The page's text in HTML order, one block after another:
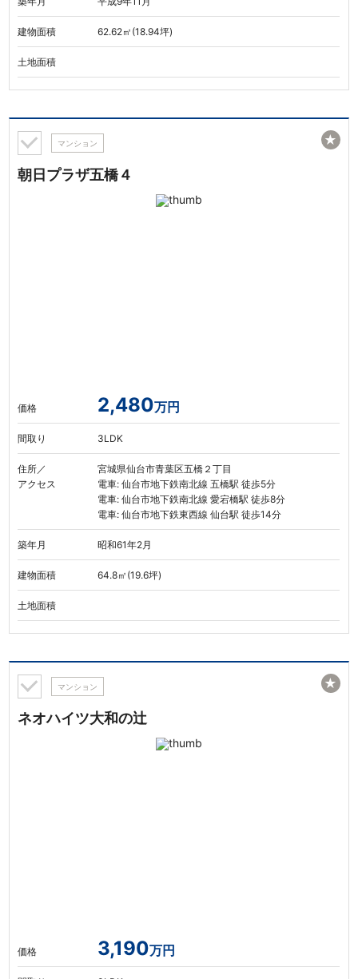
建物面積 62.62㎡(18.94坪)
土地面積
マンション
朝日プラザ五橋４
価格 2,480万円
間取り 3LDK
住所／
アクセス
宮城県仙台市青葉区五橋２丁目
電車: 仙台市地下鉄南北線 五橋駅 徒歩5分
電車: 仙台市地下鉄南北線 愛宕橋駅 徒歩8分
電車: 仙台市地下鉄東西線 仙台駅 徒歩14分
築年月 昭和61年2月
建物面積 64.8㎡(19.6坪)
土地面積
★
マンション
ネオハイツ大和の辻
価格 3,190万円
★